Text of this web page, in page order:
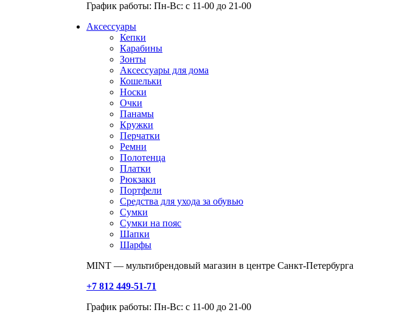
График работы: Пн-Вс: с 11-00 до 21-00
Аксессуары
Кепки
Карабины
Зонты
Аксессуары для дома
Кошельки
Носки
Очки
Панамы
Кружки
Перчатки
Ремни
Полотенца
Платки
Рюкзаки
Портфели
Средства для ухода за обувью
Сумки
Сумки на пояс
Шапки
Шарфы
MINT — мультибрендовый магазин в центре Санкт-Петербурга
+7 812 449-51-71
График работы: Пн-Вс: с 11-00 до 21-00